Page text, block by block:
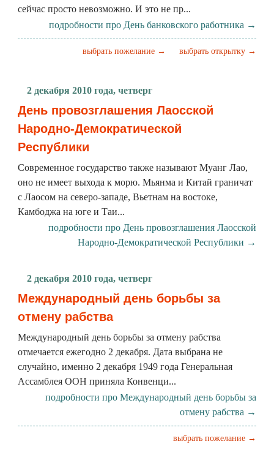
сейчас просто невозможно. И это не пр...
подробности про День банковского работника →
выбрать открытку →
выбрать пожелание →
2 декабря 2010 года, четверг
День провозглашения Лаосской
Народно-Демократической
Республики
Современное государство также называют Муанг Лао,
оно не имеет выхода к морю. Мьянма и Китай граничат
с Лаосом на северо-западе, Вьетнам на востоке,
Камбоджа на юге и Таи...
подробности про День провозглашения Лаосской
Народно-Демократической Республики →
2 декабря 2010 года, четверг
Международный день борьбы за
отмену рабства
Международный день борьбы за отмену рабства
отмечается ежегодно 2 декабря. Дата выбрана не
случайно, именно 2 декабря 1949 года Генеральная
Ассамблея ООН приняла Конвенци...
подробности про Международный день борьбы за
отмену рабства →
выбрать пожелание →